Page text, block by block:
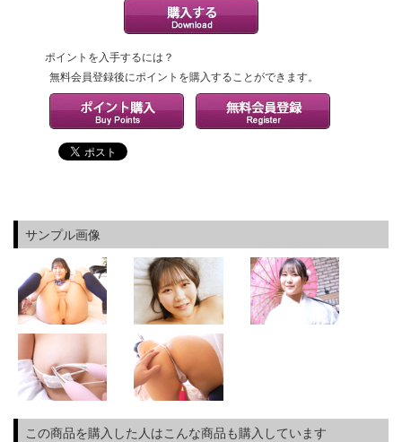
ポイントを入手するには？
無料会員登録後にポイントを購入することができます。
サンプル画像
この商品を購入した人はこんな商品も購入しています